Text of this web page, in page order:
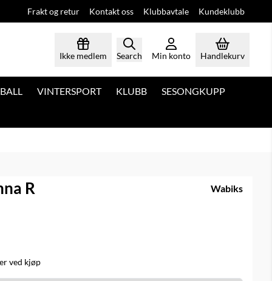
Frakt og retur Kontakt oss Klubbavtale Kundeklubb
Ikke medlem Search Min konto Handlekurv
VINTERSPORT KLUBB
SESONGKUPP
R Wabiks
ved kjøp